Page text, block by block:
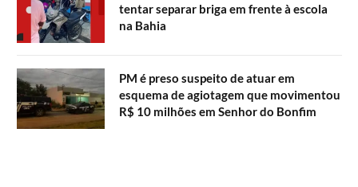
tentar separar briga em frente à escola
na Bahia
PM é preso suspeito de atuar em
esquema de agiotagem que movimentou
R$ 10 milhões em Senhor do Bonfim